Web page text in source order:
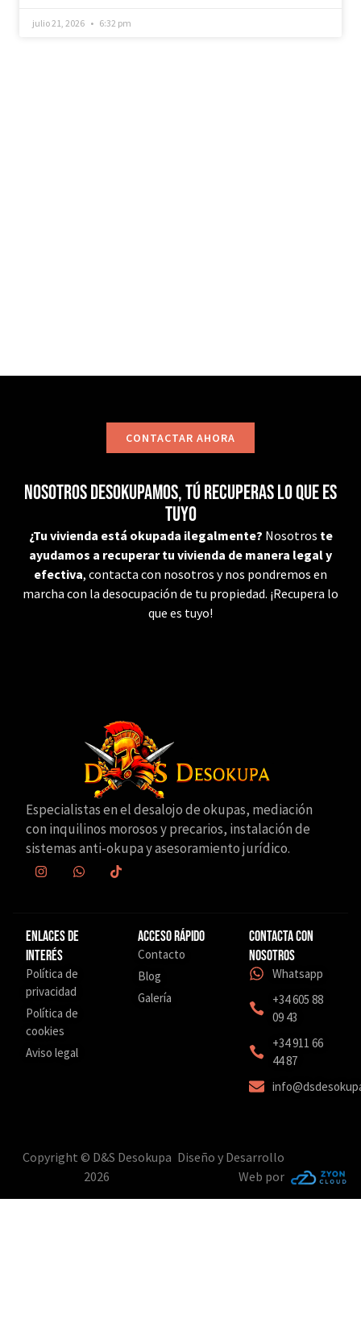
julio 21, 2026 6:32 pm
CONTACTAR AHORA
Nosotros desokupamos, tú recuperas lo que es
tuyo
¿Tu vivienda está okupada ilegalmente? Nosotros te
ayudamos a recuperar tu vivienda de manera legal y
efectiva, contacta con nosotros y nos pondremos en
marcha con la desocupación de tu propiedad. ¡Recupera lo
que es tuyo!
Especialistas en el desalojo de okupas, mediación
con inquilinos morosos y precarios, instalación de
sistemas anti-okupa y asesoramiento jurídico.
Enlaces de
interés
Política de
privacidad
Política de
cookies
Aviso legal
Acceso Rápido
Contacto
Blog
Galería
Contacta con
nosotros
Whatsapp
+34 605 88
09 43
‎+34 911 66
44 87
Copyright © D&S Desokupa
2026
Diseño y Desarrollo
Web por